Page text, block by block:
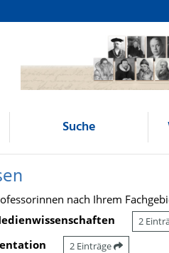
Suche
nach Ihrem
2
2 Einträge